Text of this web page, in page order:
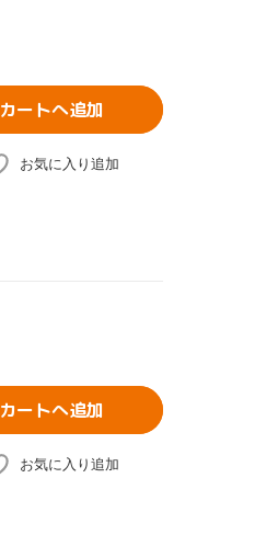
カートへ追加
お気に入り追加
カートへ追加
お気に入り追加